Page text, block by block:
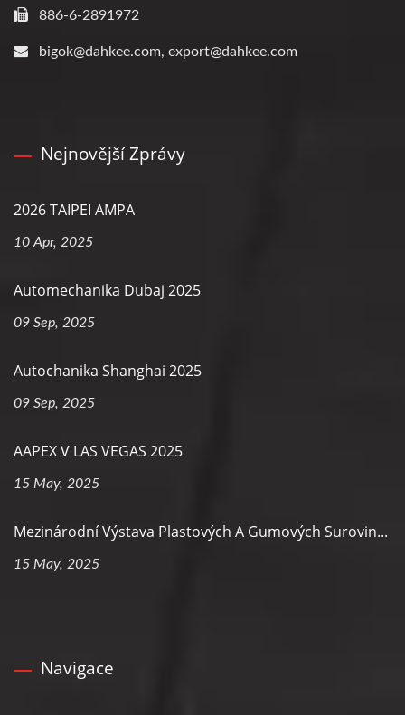
886-6-2891972
bigok@dahkee.com, export@dahkee.com
Nejnovější Zprávy
2026 TAIPEI AMPA
10 Apr, 2025
Automechanika Dubaj 2025
09 Sep, 2025
Autochanika Shanghai 2025
09 Sep, 2025
AAPEX V LAS VEGAS 2025
15 May, 2025
Mezinárodní Výstava Plastových A Gumových Surovin...
15 May, 2025
Navigace